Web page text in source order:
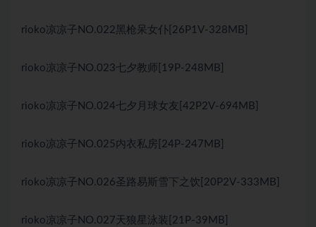
rioko凉凉子NO.022黑枪呆女仆[26P1V-328MB]
rioko凉凉子NO.023七夕教师[19P-248MB]
rioko凉凉子NO.024七夕月球女友[42P2V-694MB]
rioko凉凉子NO.025内衣私房[24P-247MB]
rioko凉凉子NO.026圣路易斯雪下之饮[20P2V-333MB]
rioko凉凉子NO.027天狼星泳装[21P-39MB]